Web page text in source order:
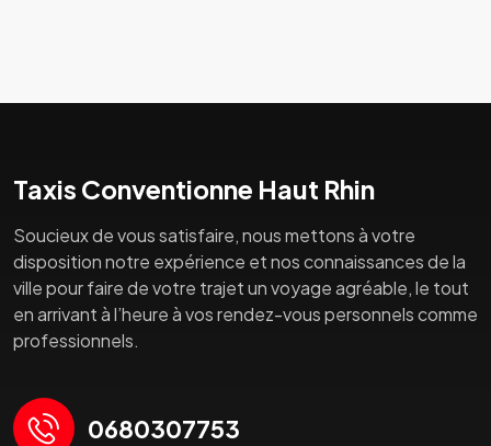
Taxis Conventionne Haut Rhin
Soucieux de vous satisfaire, nous mettons à votre
disposition notre expérience et nos connaissances de la
ville pour faire de votre trajet un voyage agréable, le tout
en arrivant à l’heure à vos rendez-vous personnels comme
professionnels.
0680307753